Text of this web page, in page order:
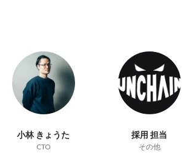
小林 きょうた
CTO
採用 担当
その他